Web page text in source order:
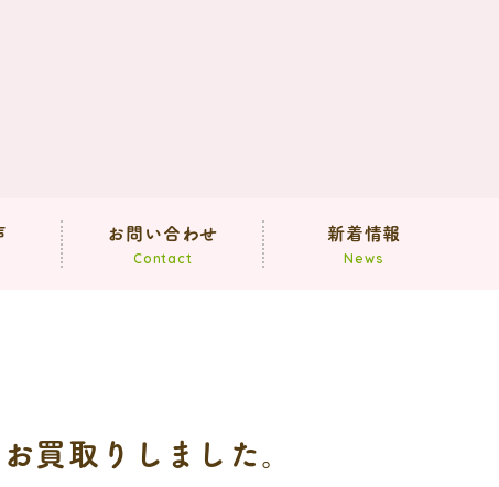
お問い合わせ
Contact
新着情報
News
取りしました。